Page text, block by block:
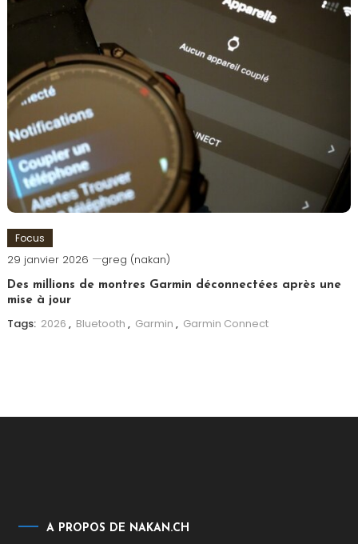
Focus
29 janvier 2026 greg (nakan)
Des millions de montres Garmin déconnectées après une
mise à jour
Tags: 2026 , Bluetooth , Garmin , Garmin Connect
A PROPOS DE NAKAN.CH